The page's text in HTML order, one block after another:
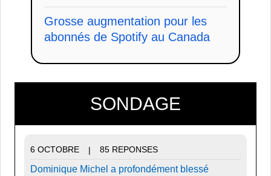
Grosse augmentation pour les
abonnés de Spotify au Canada
SONDAGE
6 OCTOBRE | 85 REPONSES
Dominique Michel a profondément blessé